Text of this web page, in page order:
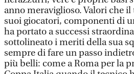
anno meraviglioso. Valori che
suoi giocatori, componenti di
ha portato a successi
sottolineato i meriti della sua
sempre di fare un passo
più belli: come a Roma per la